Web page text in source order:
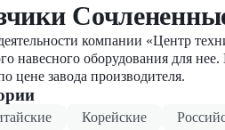
компании «Центр
навесного оборудования для
цене завода производителя.
Корейские